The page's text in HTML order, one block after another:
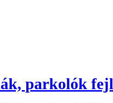
parkolók